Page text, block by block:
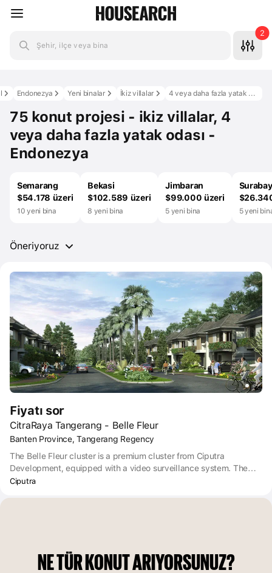
Şehir, ilçe veya bina
2
4 veya daha fazla yatak odası
İkiz villalar
Yeni binalar
Endonezya
75 konut projesi - ikiz villalar, 4
veya daha fazla yatak odası -
Endonezya
Semarang
$54.178 üzeri
10 yeni bina
Bekasi
$102.589 üzeri
8 yeni bina
Jimbaran
$99.000 üzeri
5 yeni bina 5 yeni
Öneriyoruz
Fiyatı sor
CitraRaya Tangerang - Belle Fleur
Banten Province, Tangerang Regency
The Belle Fleur cluster is a premium cluster from Ciputra
Development, equipped with a video surveillance system. The
cluster was built using underground cable networks and closed
Ciputra
NE TÜR KONUT ARIYORSUNUZ?